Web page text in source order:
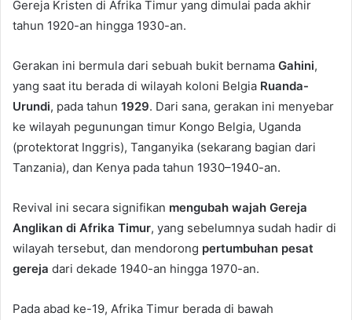
Gereja Kristen di Afrika Timur yang dimulai pada akhir
tahun 1920-an hingga 1930-an.
Gerakan ini bermula dari sebuah bukit bernama Gahini,
yang saat itu berada di wilayah koloni Belgia Ruanda-
Urundi, pada tahun 1929. Dari sana, gerakan ini menyebar
ke wilayah pegunungan timur Kongo Belgia, Uganda
(protektorat Inggris), Tanganyika (sekarang bagian dari
Tanzania), dan Kenya pada tahun 1930–1940-an.
Revival ini secara signifikan mengubah wajah Gereja
Anglikan di Afrika Timur, yang sebelumnya sudah hadir di
wilayah tersebut, dan mendorong pertumbuhan pesat
gereja dari dekade 1940-an hingga 1970-an.
Pada abad ke-19, Afrika Timur berada di bawah